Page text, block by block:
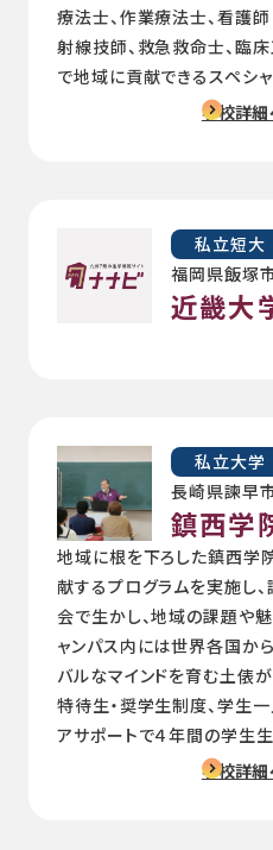
療法士、作業療法士、看護師
射線技師、救急救命士、臨
で地域に貢献できるスペシャ
学校詳
私立短大
福岡県飯塚
近畿大
私立大学
長崎県諫早
鎮西学
地域に根を下ろした鎮西学
献するプログラムを実施し
会で生かし、地域の課題や
ャンパス内には世界各国か
バルなマインドを育む土俵が
特待生・奨学生制度、学生
アサポートで４年間の学生生
学校詳